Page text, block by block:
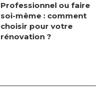
Professionnel ou faire
soi-même : comment
choisir pour votre
rénovation ?